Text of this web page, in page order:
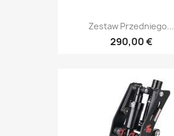
Zestaw Przedniego...
290,00 €